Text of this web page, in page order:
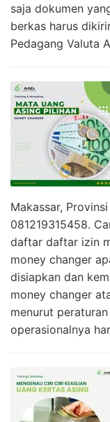
saja dokumen
berkas harus
Pedagang Valuta
Makassar,
081219315458.
daftar daftar izin
money changer
disiapkan dan
money changer
menurut
operasionalnya